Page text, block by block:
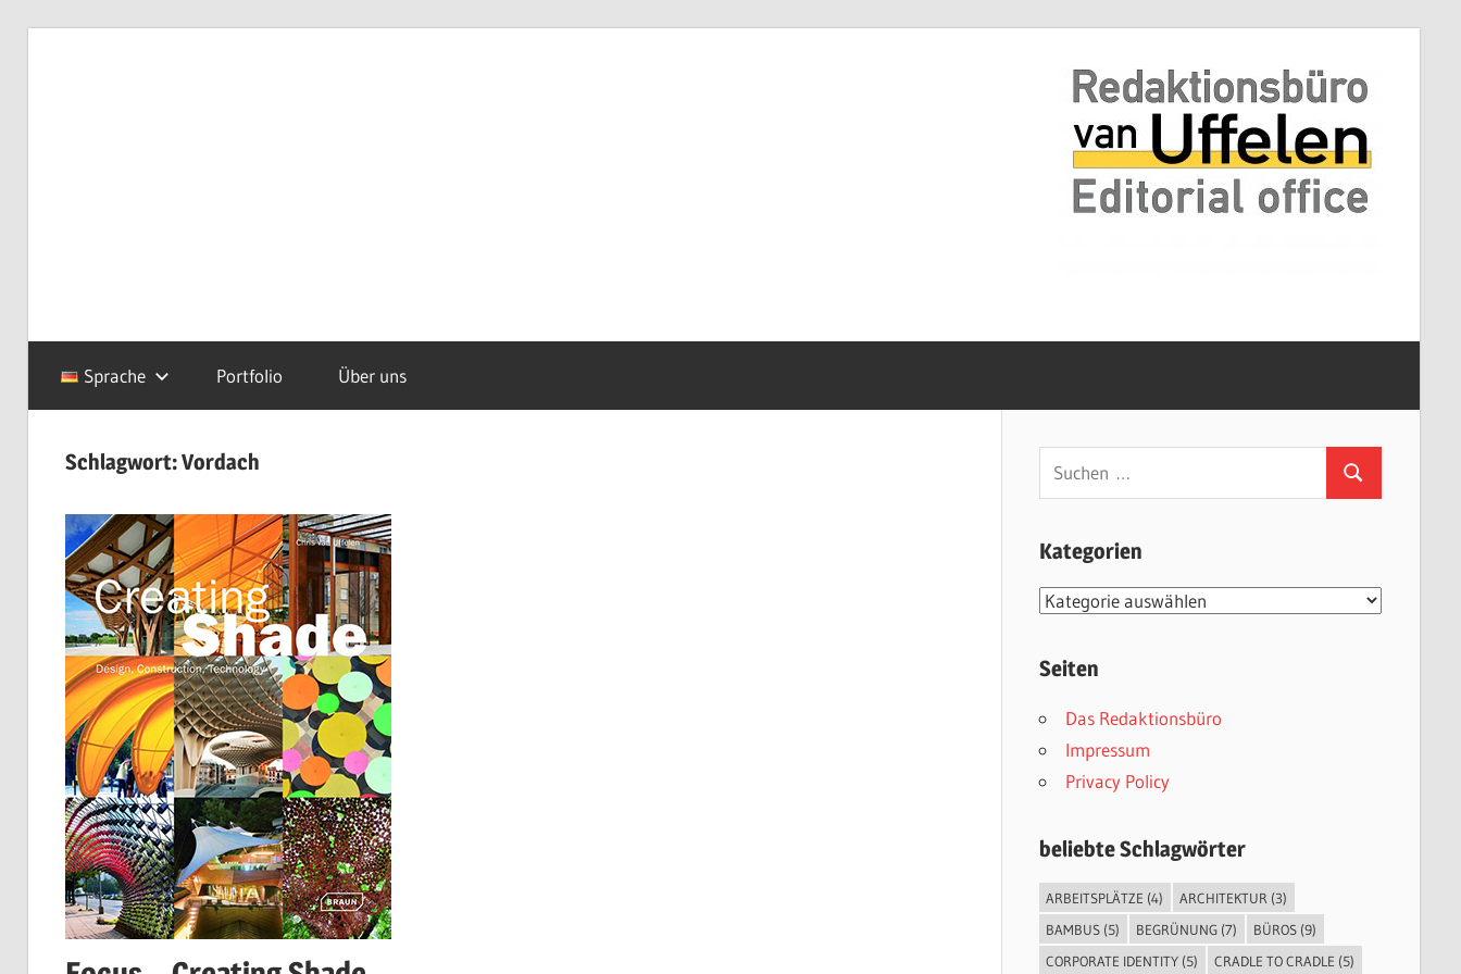
Sprache Portfolio Über uns
Schlagwort:Vordach
Suchen
nach:
Suchen
Kategorien
Kategorien
Seiten
Das Redaktionsbüro
Impressum
Privacy Policy
beliebte Schlagwörter
ARBEITSPLÄTZE (4) ARCHITEKTUR (3)
BAMBUS (5) BEGRÜNUNG (7) BÜROS (9)
CORPORATE IDENTITY (5) CRADLE TO CRADLE (5)